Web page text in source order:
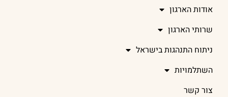
אודות הארגון
שרותי הארגון
ניתוח התנהגות בישראל
השתלמויות
צור קשר